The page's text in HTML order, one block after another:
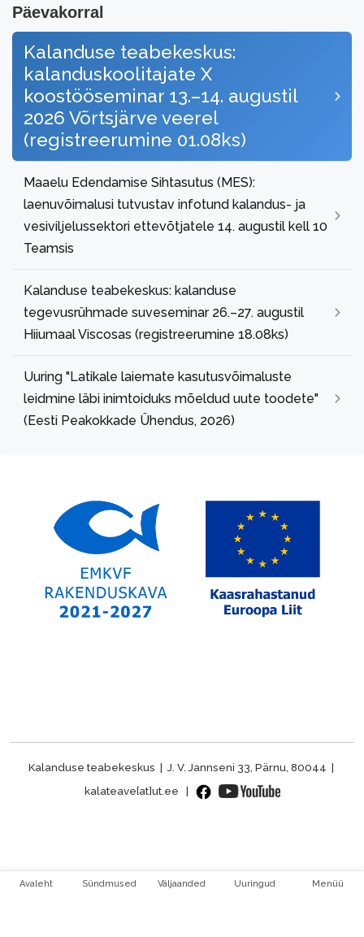
Päevakorral
Kalanduse teabekeskus:
kalanduskoolitajate X
koostööseminar 13.–14. augustil
2026 Võrtsjärve veerel
(registreerumine 01.08ks)
Maaelu Edendamise Sihtasutus (MES):
laenuvõimalusi tutvustav infotund kalandus- ja
vesiviljelussektori ettevõtjatele 14. augustil kell 10
Teamsis
Kalanduse teabekeskus: kalanduse
tegevusrühmade suveseminar 26.–27. augustil
Hiiumaal Viscosas (registreerumine 18.08ks)
Uuring "Latikale laiemate kasutusvõimaluste
leidmine läbi inimtoiduks mõeldud uute toodete"
(Eesti Peakokkade Ühendus, 2026)
Avaleht Sündmused Väljaanded Uuringud Menüü
Kalanduse teabekeskus | J. V. Jannseni 33, Pärnu, 80044 |
kalateave[at]ut.ee |